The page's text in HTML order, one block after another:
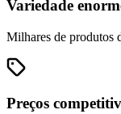
Variedade
Milhares de produtos
Preços